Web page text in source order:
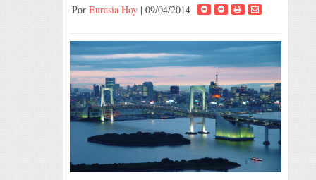
Por Eurasia Hoy| 09/04/2014